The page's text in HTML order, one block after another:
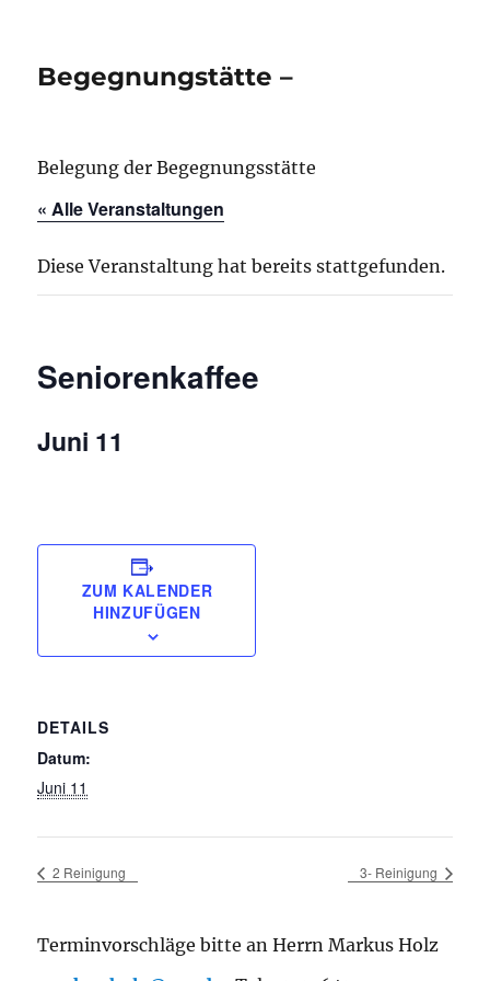
Begegnungstätte –
Belegung der Begegnungsstätte
« Alle Veranstaltungen
Diese Veranstaltung hat bereits stattgefunden.
Seniorenkaffee
Juni 11
ZUM KALENDER
HINZUFÜGEN
DETAILS
Datum:
Juni 11
2 Reinigung 3- Reinigung
Terminvorschläge bitte an Herrn Markus Holz